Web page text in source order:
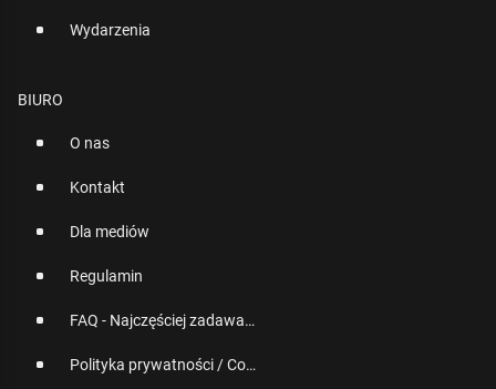
Wydarzenia
BIURO
O nas
Kontakt
Dla mediów
Regulamin
FAQ - Najczęściej zadawane pytania
Polityka prywatności / Cookies